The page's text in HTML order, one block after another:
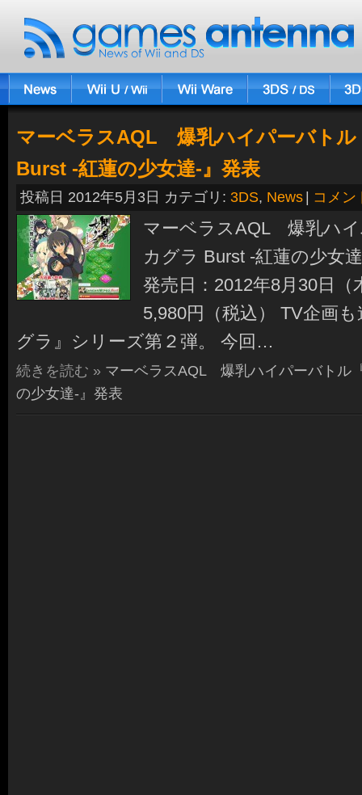
マーベラスAQL 爆乳ハイパーバトル
Burst -紅蓮の少女達-』発表
投稿日 2012年5月3日 カテゴリ: 3DS, News コメン
マーベラスAQL 爆乳ハ
カグラ Burst -紅蓮の少女
発売日：2012年8月30日
5,980円（税込） TV企画
グラ』シリーズ第２弾。 今回…
続きを読む » マーベラスAQL 爆乳ハイパーバトル
の少女達-』発表